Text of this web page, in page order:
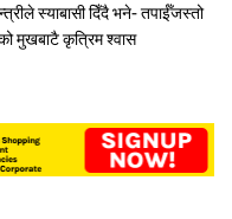
स्याबासी दिँदै भने- तपाईँजस्तो
मुखबाटै कृत्रिम श्वास